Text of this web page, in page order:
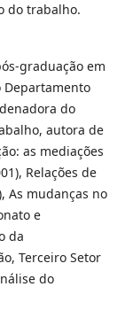
do trabalho.
graduação em
Departamento
do
autora de
as mediações
Relações de
As mudanças no
e
da
Terceiro Setor
do